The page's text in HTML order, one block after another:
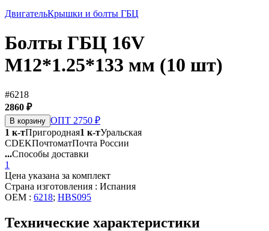
ДвигательКрышки и болты ГБЦ
Болты ГБЦ 16V
М12*1.25*133 мм (10 шт)
#6218
2860 ₽
В корзину ОПТ 2750 ₽
1 к-тПригородная1 к-тУральская
CDEKПочтоматПочта России
...Способы доставки
1
Цена указана за комплект
Страна изготовления : Испания
OEM : 6218; HBS095
Технические характеристики